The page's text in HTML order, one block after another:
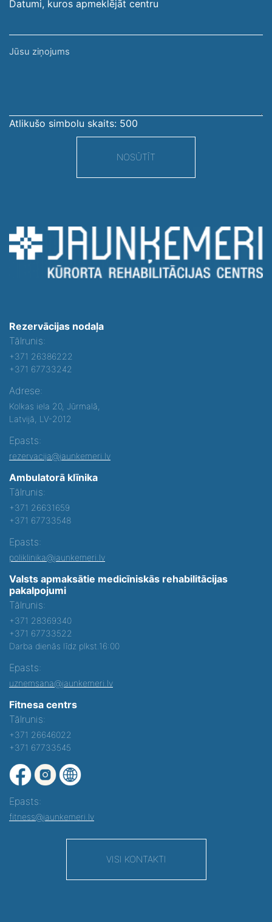
Datumi, kuros apmeklējāt centru
Jūsu
Atlikušo simbolu skaits: 500
NOSŪTĪT
Rezervācijas nodaļa
Tālrunis:
+371 26386222
+371 67733242
Adrese:
Kolkas iela 20, Jūrmalā,
Latvijā, LV-2012
Epasts:
rezervacija@jaunkemeri.lv
Ambulatorā klīnika
Tālrunis:
+371 26631659
+371 67733548
Epasts:
poliklinika@jaunkemeri.lv
Valsts apmaksātie medicīniskās rehabilitācijas
pakalpojumi
Tālrunis:
+371 28369340
+371 67733522
Darba dienās līdz plkst.16:00
Epasts:
uznemsana@jaunkemeri.lv
Fitnesa centrs
Tālrunis:
+371 26646022
+371 67733545
Epasts:
fitness@jaunkemeri.lv
VISI KONTAKTI